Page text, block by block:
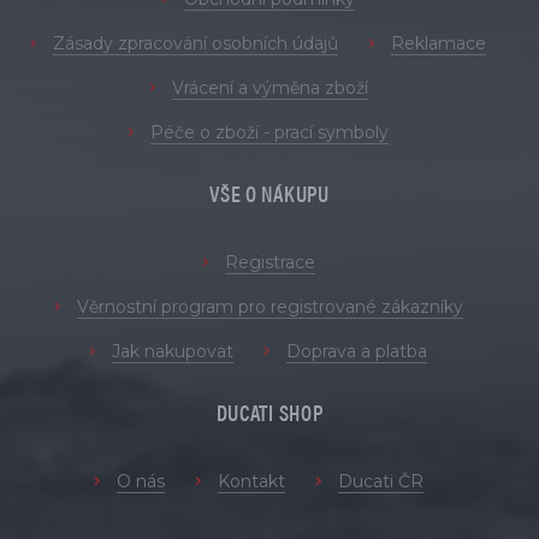
Zásady zpracování osobních údajů Reklamace
Vrácení a výměna zboží
Péče o zboží - prací symboly
VŠE O NÁKUPU
Registrace
Věrnostní program pro registrované zákazníky
Jak nakupovat Doprava a platba
DUCATI SHOP
O nás Kontakt Ducati ČR